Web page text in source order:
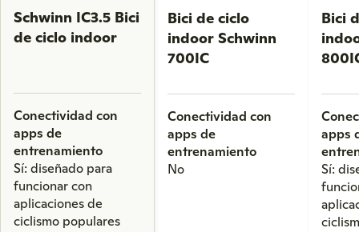
scroll
through
Schwinn IC3.5 Bici
de ciclo indoor
Conectividad con
apps de
entrenamiento
Sí: diseñado para
funcionar con
aplicaciones de
ciclismo populares
Bici de ciclo
indoor Schwinn
700IC
Conectividad con
apps de
entrenamiento
No
Bici
apps
Sí: